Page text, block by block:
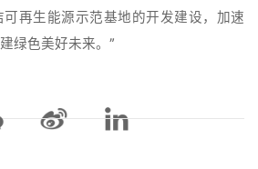
再生能源示范基地的开发建设，加速
绿色美好未来。”